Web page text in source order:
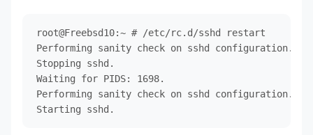
root@Freebsd10:~ # /etc/rc.d/sshd restart
Performing sanity check on sshd configuration.
Stopping sshd.
Waiting for PIDS: 1698.
Performing sanity check on sshd configuration.
Starting sshd.